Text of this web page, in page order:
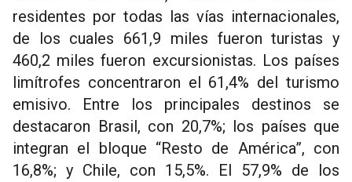
residentes por todas las vías internacionales,
de los cuales 661,9 miles fueron turistas y
460,2 miles fueron excursionistas. Los países
limítrofes concentraron el 61,4% del turismo
emisivo. Entre los principales destinos se
destacaron Brasil, con 20,7%; los países que
integran el bloque “Resto de América”, con
16,8%; y Chile, con 15,5%. El 57,9% de los